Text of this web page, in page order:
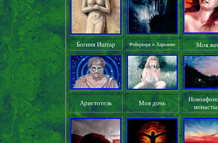
Богиня Иштар Фейерверк в Харькове Моя
Аристотель Моя дочь